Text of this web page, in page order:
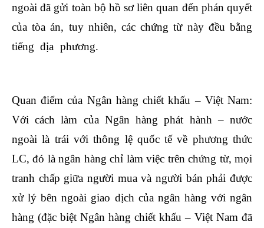
ngoài đã gửi toàn bộ hồ sơ liên quan đến phán quyết
của tòa án, tuy nhiên, các chứng từ này đều bằng
tiếng địa phương.
Quan điểm của Ngân hàng chiết khấu – Việt Nam:
Với cách làm của Ngân hàng phát hành – nước
ngoài là trái với thông lệ quốc tế về phương thức
LC, đó là ngân hàng chỉ làm việc trên chứng từ, mọi
tranh chấp giữa người mua và người bán phải được
xử lý bên ngoài giao dịch của ngân hàng với ngân
hàng (đặc biệt Ngân hàng chiết khấu – Việt Nam đã